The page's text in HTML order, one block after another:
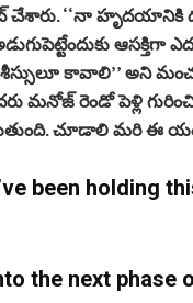
‘‘నా హృదయానికి
ఆసక్తిగా
కావాలి’’ అని
మనోజ్ రెండో పెళ్లి
చూడాలి మరి ఈ
been holding
the next phase